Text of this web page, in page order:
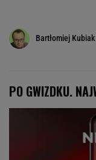
Bartłomiej Kubiak